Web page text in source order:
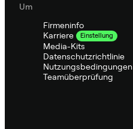
Um
Firmeninfo
Karriere
Einstellung
Media-Kits
Datenschutzrichtlinie
Nutzungsbedingungen
Teamüberprüfung